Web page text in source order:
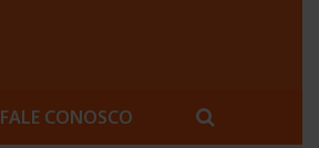
FALE CONOSCO